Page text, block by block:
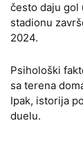
često daju gol
stadionu
2024.
Psihološki
sa terena
Ipak, istorija
duelu.